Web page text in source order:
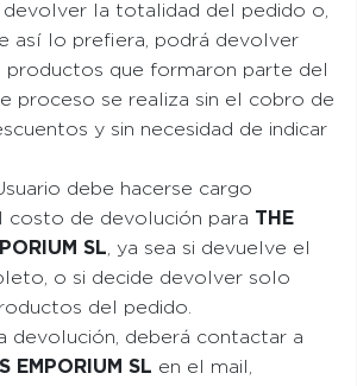
devolver la totalidad del pedido o,
así lo prefiera, podrá devolver
productos que formaron parte del
proceso se realiza sin el cobro de
y sin necesidad de indicar
debe hacerse cargo
costo de devolución para THE
SL , ya sea si devuelve el
o si decide devolver solo
del pedido.
devolución, deberá contactar a
EMPORIUM SL en el mail,